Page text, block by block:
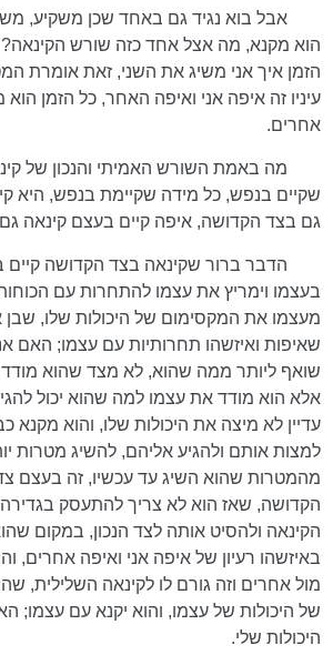
אבל בוא נגיד גם באחד שכן משקיע,
הוא מקנא, מה אצל אחד כזה שורש הקינאה?
הזמן איך אני משיג את השני, זאת אומרת
עיניו זה איפה אני ואיפה האחר, כל הזמן
אחרים.
מה באמת השורש האמיתי והנכון של
שקיים בנפש, כל מידה שקיימת בנפש, היא
גם בצד הקדושה, איפה קיים בעצם קינאה
הדבר ברור שקינאה בצד הקדושה
בעצמו וימריץ את עצמו להתחרות עם
מעצמו את המקסימום של היכולות שלו,
שאיפות ואיזשהו תחרותיות עם עצמו; האם
שואף ליותר ממה שהוא, לא מצד שהוא
אלא הוא מודד את עצמו למה שהוא יכול
עדיין לא מיצה את היכולות שלו, והוא מקנא
למצות אותם ולהגיע אליהם, להשיג מטרות
מהמטרות שהוא השיג עד עכשיו, זה בעצם
הקדושה, שאז הוא לא צריך להתעסק
הקינאה ולהסיט אותה לצד הנכון, במקום
באיזשהו רעיון של איפה אני ואיפה אחרים,
מול אחרים וזה גורם לו לקינאה השלילית,
של היכולות של עצמו, והוא יקנא עם עצמו;
היכולות שלי.